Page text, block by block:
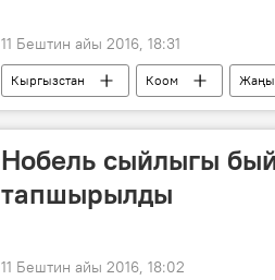
11 Бештин айы 2016, 18:31
Кыргызстан Коом
Жергиликтүү кеңештерге шайлоолор
Нобель сыйлыгы
тапшырылды
11 Бештин айы 2016, 18:02